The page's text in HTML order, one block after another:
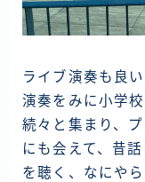
ライブ演奏も良
演奏をみに小学
続々と集まり、
にも会えて、昔
を聴く、なにや